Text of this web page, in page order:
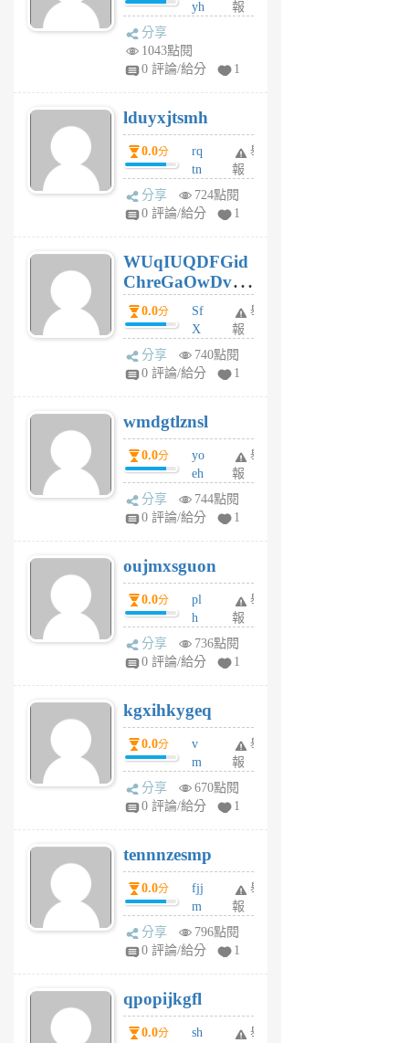
月
yh
jl
月
前
報
分享
1043點閱
0 評論/給分
1
lduyxjtsmh
0.0分
rq
tn
jt
gl
個
月
前
舉
報
分享
724點閱
0 評論/給分
1
WUqIUQDFGid
ChreGaOwDv
dY0.0分
Sf
X
Pe
Jc
R
P
m
v
A
V
個
月
前
舉
報
分享
740點閱
0 評論/給分
1
wmdgtlznsl
0.0分
yo
eh
ld
gy
個
月
前
舉
報
分享
744點閱
0 評論/給分
1
oujmxsguon
0.0分
pl
h
wi
w
6
個
月
前
舉
報
分享
736點閱
0 評論/給分
1
kgxihkygeq
0.0分
v
m
sg
sr
6
個
月
前
舉
報
分享
670點閱
0 評論/給分
1
tennnzesmp
0.0分
fjj
m
w
rs
6
個
月
舉
報
分享
796點閱
0 評論/給分
1
qpopijkgfl
0.0分
sh
舉